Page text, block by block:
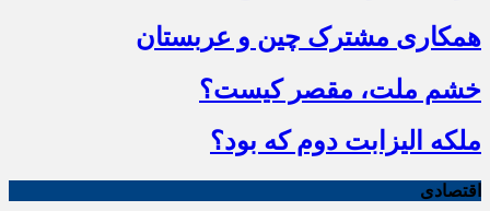
همکاری مشترک چین و عربستان
خشم ملت، مقصر کیست؟
ملکه الیزابت دوم که بود؟
اقتصادی